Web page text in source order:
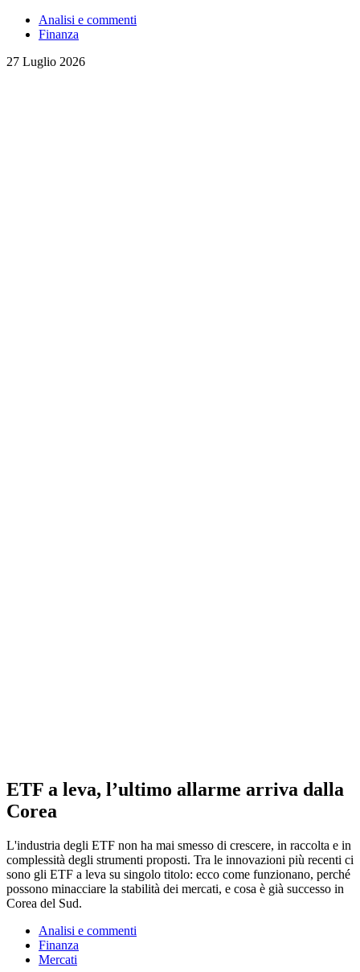
Analisi e commenti
Finanza
27 Luglio 2026
ETF a leva, l’ultimo allarme arriva dalla
Corea
L'industria degli ETF non ha mai smesso di crescere, in raccolta e in
complessità degli strumenti proposti. Tra le innovazioni più recenti ci
sono gli ETF a leva su singolo titolo: ecco come funzionano, perché
possono minacciare la stabilità dei mercati, e cosa è già successo in
Corea del Sud.
Analisi e commenti
Finanza
Mercati